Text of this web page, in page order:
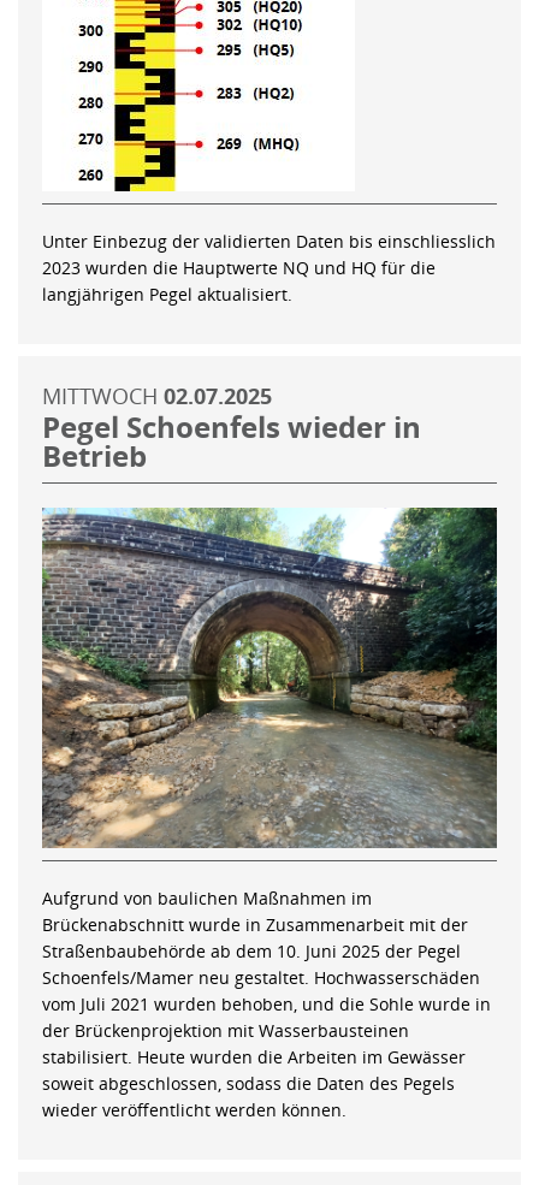
Unter Einbezug der validierten Daten bis einschliesslich
2023 wurden die Hauptwerte NQ und HQ für die
langjährigen Pegel aktualisiert.
MITTWOCH 02.07.2025
Pegel Schoenfels wieder in
Betrieb
Aufgrund von baulichen Maßnahmen im
Brückenabschnitt wurde in Zusammenarbeit mit der
Straßenbaubehörde ab dem 10. Juni 2025 der Pegel
Schoenfels/Mamer neu gestaltet. Hochwasserschäden
vom Juli 2021 wurden behoben, und die Sohle wurde in
der Brückenprojektion mit Wasserbausteinen
stabilisiert. Heute wurden die Arbeiten im Gewässer
soweit abgeschlossen, sodass die Daten des Pegels
wieder veröffentlicht werden können.